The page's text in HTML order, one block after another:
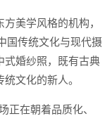
美学风格的机构，
国传统文化与现代摄
式婚纱照，既有古典
文化的新人。
正在朝着品质化、